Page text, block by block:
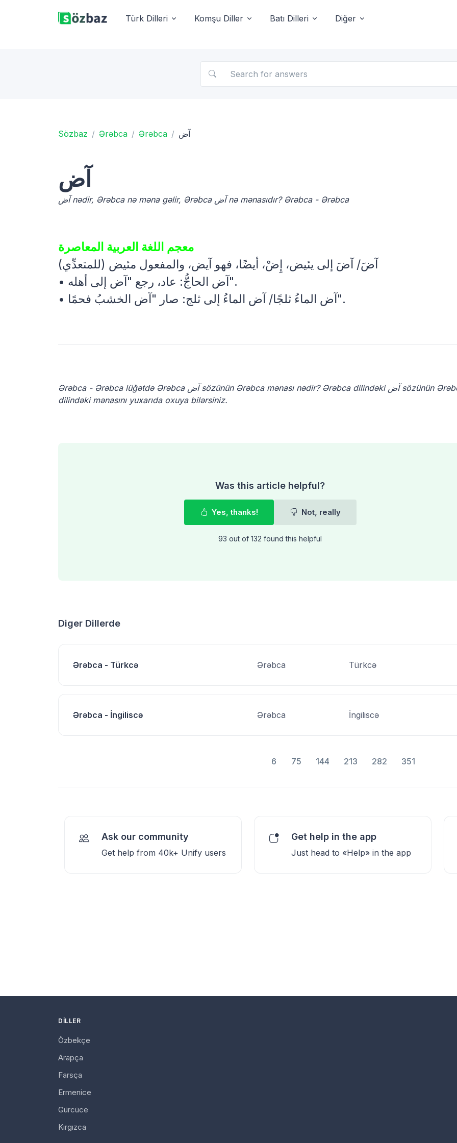
Türk Dilleri Komşu Diller Batı Dilleri Diğer
Sözbaz Ərəbca Ərəbca آض
آض
آض nədir, Ərəbca nə məna gəlir, Ərəbca آض nə mənasıdır? Ərəbca - Ərəbca
معجم اللغة العربية المعاصرة
آضَ/ آضَ إلى يئيض، إِضْ، أيضًا، فهو آيض، والمفعول مئيض (للمتعدِّي)
• آض الحاجُّ: عاد، رجع "آض إلى أهله".
• آض الماءُ ثلجًا/ آض الماءُ إلى ثلج: صار "آض الخشبُ فحمًا".
Ərəbca - Ərəbca lüğətdə Ərəbca آض sözünün Ərəbca mənası nədir? Ərəbca dilindəki آض sözünün Ərəbca
dilindəki mənasını yuxarıda oxuya bilərsiniz.
Was this article helpful?
Yes, thanks! Not, really
93 out of 132 found this helpful
Diger Dillerde
Ərəbca - Türkcə Ərəbca Türkcə
Ərəbca - İngiliscə Ərəbca İngiliscə
6 75 144 213 282 351
Ask our community
Get help from 40k+ Unify users
Get help in the app
Just head to «Help» in the app
DILLER
Özbekçe
Arapça
Farsça
Ermenice
Gürcüce
Kırgızca